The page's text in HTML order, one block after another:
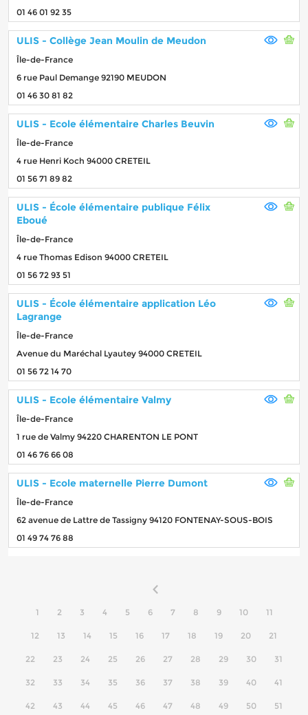
01 46 01 92 35
ULIS - Collège Jean Moulin de Meudon
Île-de-France
6 rue Paul Demange 92190 MEUDON
01 46 30 81 82
ULIS - Ecole élémentaire Charles Beuvin
Île-de-France
4 rue Henri Koch 94000 CRETEIL
01 56 71 89 82
ULIS - École élémentaire publique Félix
Eboué
Île-de-France
4 rue Thomas Edison 94000 CRETEIL
01 56 72 93 51
ULIS - École élémentaire application Léo
Lagrange
Île-de-France
Avenue du Maréchal Lyautey 94000 CRETEIL
01 56 72 14 70
ULIS - Ecole élémentaire Valmy
Île-de-France
1 rue de Valmy 94220 CHARENTON LE PONT
01 46 76 66 08
ULIS - Ecole maternelle Pierre Dumont
Île-de-France
62 avenue de Lattre de Tassigny 94120 FONTENAY-SOUS-BOIS
01 49 74 76 88
1 2 3 4 5 6 7 8 9 10 11
12 13 14 15 16 17 18 19 20 21
22 23 24 25 26 27 28 29 30 31
32 33 34 35 36 37 38 39 40 41
42 43 44 45 46 47 48 49 50 51